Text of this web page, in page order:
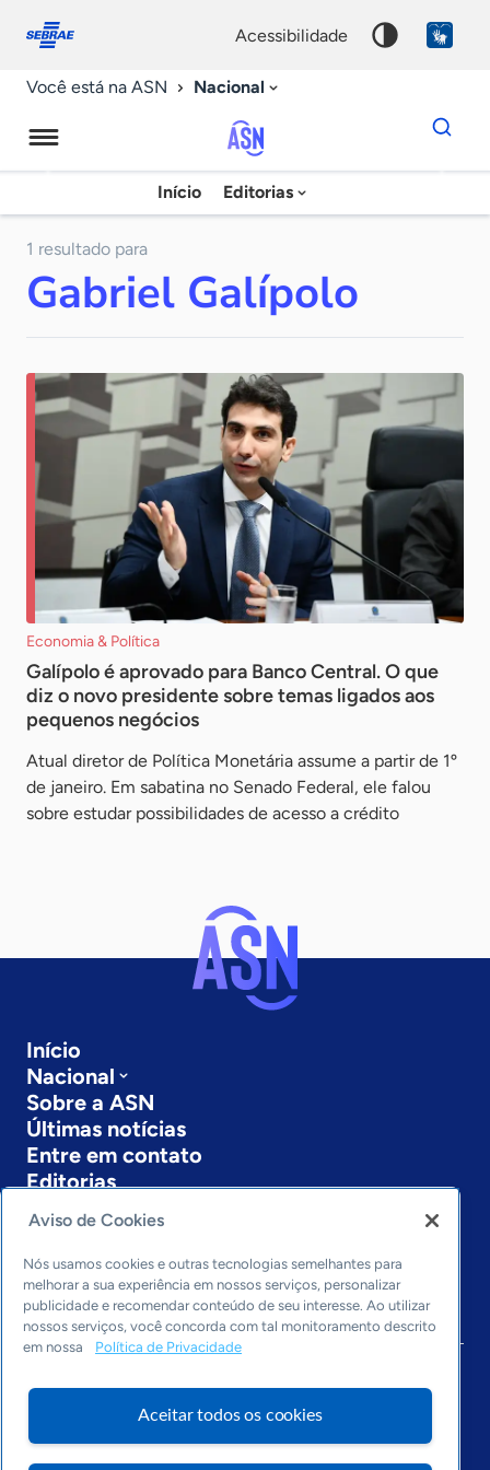
conosco
acessibilidade
Você está na ASN Nacional
Agência
Sebrae
Notícias
Início Editorias
Dados
para
chave
1 resultado para
Gabriel Galípolo
Economia & Política
Galípolo é aprovado para Banco Central. O que
diz o novo presidente sobre temas ligados aos
pequenos negócios
Atual diretor de Política Monetária assume a partir de 1º
de janeiro. Em sabatina no Senado Federal, ele falou
sobre estudar possibilidades de acesso a crédito
Início
Nacional
Sobre a ASN
Últimas notícias
Entre em contato
Editorias
Economia & Política
Inovação & Tecnologia
Cultura empreendedora
Dados
Arquivo
Aviso de Cookies
Nós usamos cookies e outras tecnologias semelhantes para
melhorar a sua experiência em nossos serviços, personalizar
publicidade e recomendar conteúdo de seu interesse. Ao utilizar
nossos serviços, você concorda com tal monitoramento descrito
em nossa
Política de Privacidade
Aceitar todos os cookies